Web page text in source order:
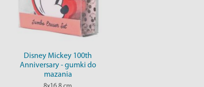
Disney Mickey 100th
Anniversary - gumki do
mazania